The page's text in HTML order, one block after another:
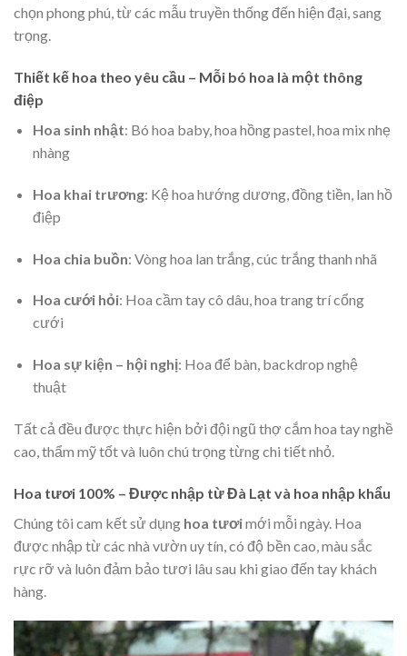
chọn phong phú, từ các mẫu truyền thống đến hiện đại, sang
trọng.
Thiết kế hoa theo yêu cầu – Mỗi bó hoa là một thông
điệp
Hoa sinh nhật: Bó hoa baby, hoa hồng pastel, hoa mix nhẹ
nhàng
Hoa khai trương: Kệ hoa hướng dương, đồng tiền, lan hồ
điệp
Hoa chia buồn: Vòng hoa lan trắng, cúc trắng thanh nhã
Hoa cưới hỏi: Hoa cầm tay cô dâu, hoa trang trí cổng
cưới
Hoa sự kiện – hội nghị: Hoa để bàn, backdrop nghệ
thuật
Tất cả đều được thực hiện bởi đội ngũ thợ cắm hoa tay nghề
cao, thẩm mỹ tốt và luôn chú trọng từng chi tiết nhỏ.
Hoa tươi 100% – Được nhập từ Đà Lạt và hoa nhập khẩu
Chúng tôi cam kết sử dụng hoa tươimới mỗi ngày. Hoa
được nhập từ các nhà vườn uy tín, có độ bền cao, màu sắc
rực rỡ và luôn đảm bảo tươi lâu sau khi giao đến tay khách
hàng.